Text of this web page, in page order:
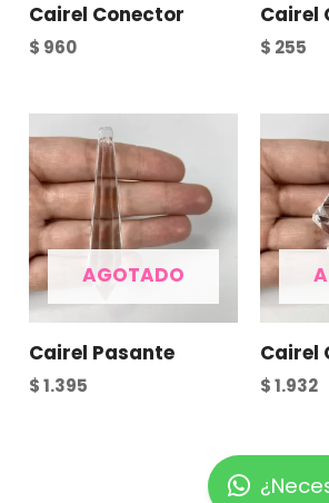
Cairel Conector
$ 960
Cairel
$ 255
AGOTADO
Cairel Pasante
$1.395
Cairel
$1.932